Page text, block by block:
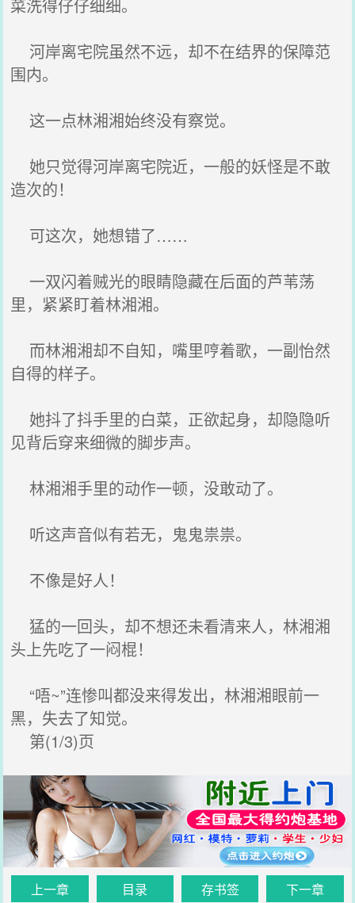
菜洗得仔仔细细。
河岸离宅院虽然不远，却不在结界的保障范
围内。
这一点林湘湘始终没有察觉。
她只觉得河岸离宅院近，一般的妖怪是不敢
造次的！
可这次，她想错了……
一双闪着贼光的眼睛隐藏在后面的芦苇荡
里，紧紧盯着林湘湘。
而林湘湘却不自知，嘴里哼着歌，一副怡然
自得的样子。
她抖了抖手里的白菜，正欲起身，却隐隐听
见背后穿来细微的脚步声。
林湘湘手里的动作一顿，没敢动了。
听这声音似有若无，鬼鬼祟祟。
不像是好人！
猛的一回头，却不想还未看清来人，林湘湘
头上先吃了一闷棍！
“唔~”连惨叫都没来得发出，林湘湘眼前一
黑，失去了知觉。
第(1/3)页
上一章 目录 存书签 下一章